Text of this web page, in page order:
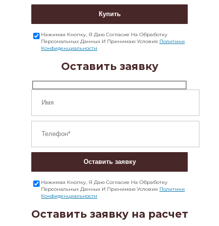
Купить
Нажимая Кнопку, Я Даю Согласие На Обработку
Персональных Данных И Принимаю Условия Политики
Конфиденциальности
Оставить заявку
Оставить заявку
Нажимая Кнопку, Я Даю Согласие На Обработку
Персональных Данных И Принимаю Условия Политики
Конфиденциальности
Оставить заявку на расчет